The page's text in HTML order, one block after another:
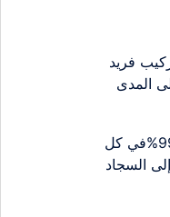
100% لتركيب فريد
المدى
شركة تنظيف بالخرج بجودة 99%في كل
السجاد